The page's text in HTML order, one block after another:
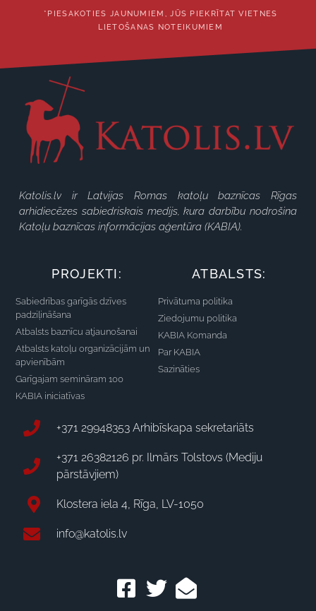
*PIESAKOTIES JAUNUMIEM, JŪS PIEKRĪTAT VIETNES
LIETOŠANAS NOTEIKUMIEM
Katolis.lv ir Latvijas Romas katoļu baznīcas Rīgas
arhidiecēzes sabiedriskais medijs, kura darbību nodrošina
Katoļu baznīcas informācijas aģentūra (KABIA).
PROJEKTI:
Sabiedrības garīgās dzīves
padziļināšana
Atbalsts baznīcu atjaunošanai
Atbalsts katoļu organizācijām un
apvienībām
Garīgajam semināram 100
KABIA iniciatīvas
ATBALSTS:
Privātuma politika
Ziedojumu politika
KABIA Komanda
Par KABIA
Sazināties
+371 29948353 Arhibīskapa sekretariāts
+371 26382126 pr. Ilmārs Tolstovs (Mediju
pārstāvjiem)
Klostera iela 4, Rīga, LV-1050
info@katolis.lv